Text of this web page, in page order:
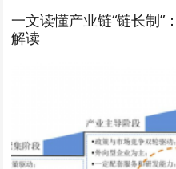
一文读懂产业链“链长制”
解读